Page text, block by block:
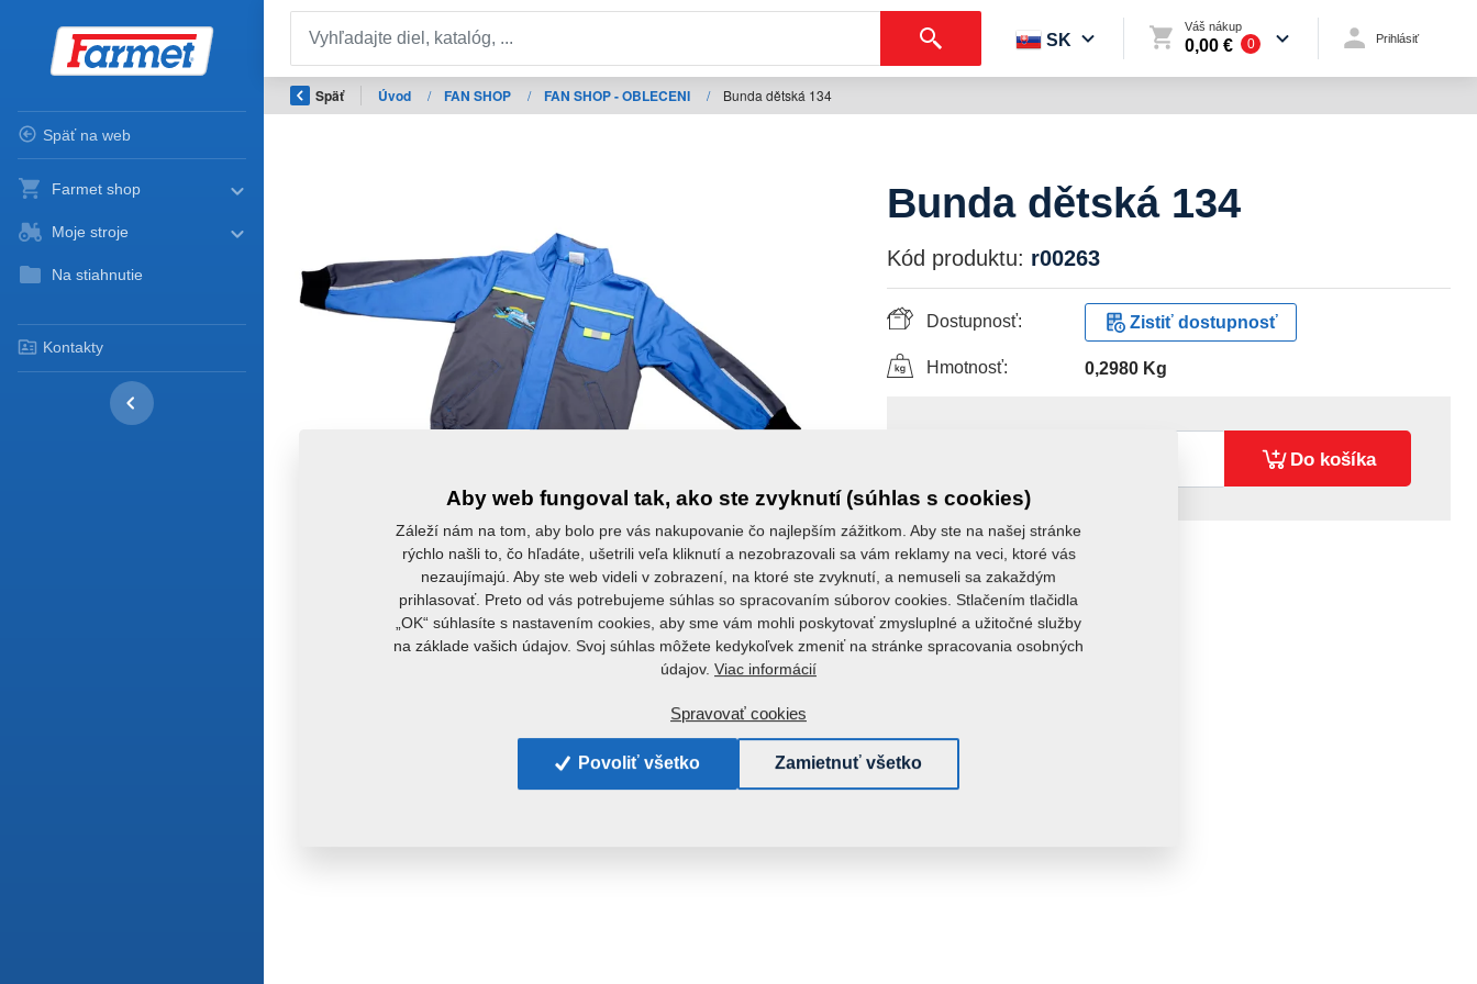
Späť na web
Farmet shop
Moje stroje
Na stiahnutie
Kontakty
SK
Váš nákup
0,00 € 0 Prihlásiť
Späť Úvod / FAN SHOP / FAN SHOP - OBLECENI / Bunda dětská 134
Bunda dětská 134
Kód produktu: r00263
Dostupnosť: Zistiť dostupnosť
Hmotnosť: 0,2980 Kg
Do košíka
Aby web fungoval tak, ako ste zvyknutí (súhlas s cookies)
Záleží nám na tom, aby bolo pre vás nakupovanie čo najlepším zážitkom. Aby ste na našej stránke
rýchlo našli to, čo hľadáte, ušetrili veľa kliknutí a nezobrazovali sa vám reklamy na veci, ktoré vás
nezaujímajú. Aby ste web videli v zobrazení, na ktoré ste zvyknutí, a nemuseli sa zakaždým
prihlasovať. Preto od vás potrebujeme súhlas so spracovaním súborov cookies. Stlačením tlačidla
„OK“ súhlasíte s nastavením cookies, aby sme vám mohli poskytovať zmysluplné a užitočné služby
na základe vašich údajov. Svoj súhlas môžete kedykoľvek zmeniť na stránke spracovania osobných
údajov. Viac informácií
Spravovať cookies
Povoliť všetko Zamietnuť všetko